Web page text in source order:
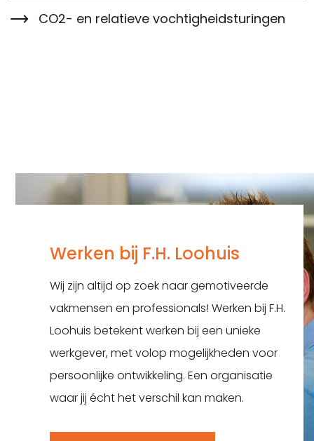
CO2- en relatieve vochtigheidsturingen
Werken bij F.H. Loohuis
Wij zijn altijd op zoek naar gemotiveerde
vakmensen en professionals! Werken bij F.H.
Loohuis betekent werken bij een unieke
werkgever, met volop mogelijkheden voor
persoonlijke ontwikkeling. Een organisatie
waar jij écht het verschil kan maken.